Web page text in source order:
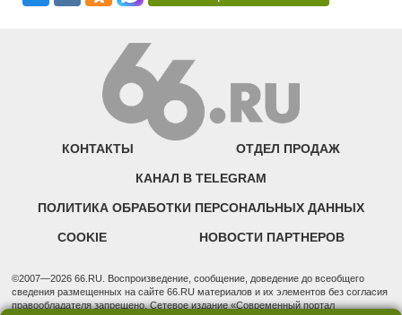
КОНТАКТЫ ОТДЕЛ ПРОДАЖ
КАНАЛ В TELEGRAM
ПОЛИТИКА ОБРАБОТКИ ПЕРСОНАЛЬНЫХ ДАННЫХ
COOKIE НОВОСТИ ПАРТНЕРОВ
©2007—2026 66.RU. Воспроизведение, сообщение, доведение до всеобщего
сведения размещенных на сайте 66.RU материалов и их элементов без согласия
правообладателя запрещено. Сетевое издание «Современный портал